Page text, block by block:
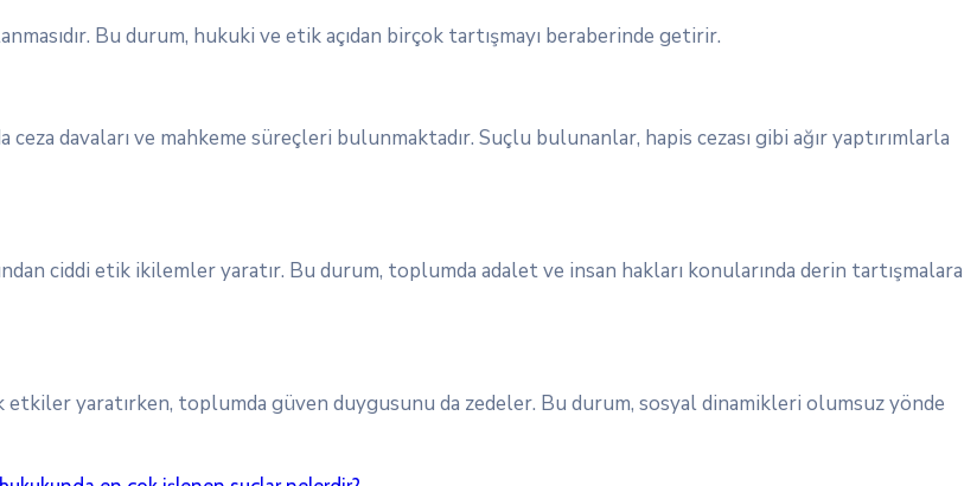
Bu durum, hukuki ve etik açıdan birçok tartışmayı beraberinde getirir.
ceza davaları ve mahkeme süreçleri bulunmaktadır. Suçlu bulunanlar, hapis cezası gibi ağır yaptırımlarla
ciddi etik ikilemler yaratır. Bu durum, toplumda adalet ve insan hakları konularında derin tartışmalara
yaratırken, toplumda güven duygusunu da zedeler. Bu durum, sosyal dinamikleri olumsuz yönde